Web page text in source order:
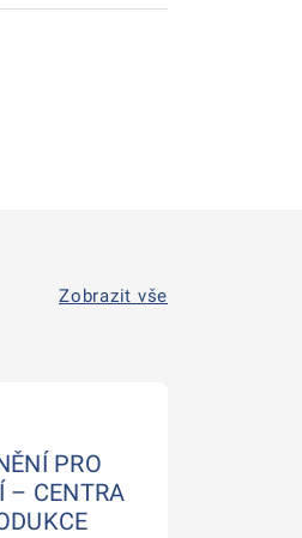
Zobrazit vše
PRO
– CENTRA